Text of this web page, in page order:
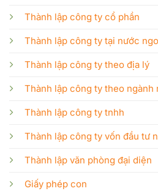
Thành lập công ty cổ phần
Thành lập công ty tại nước
Thành lập công ty theo địa lý
Thành lập công ty theo ngành
Thành lập công ty tnhh
Thành lập công ty vốn đầu tư
Thành lập văn phòng đại diện
Giấy phép con